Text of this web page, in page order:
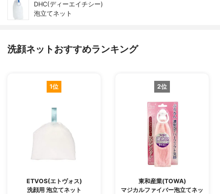
DHC(ディーエイチシー)
泡立てネット
洗顔ネットおすすめランキング
1位
ETVOS(エトヴォス)
洗顔用 泡立てネット
2位
東和産業(TOWA)
マジカルファイバー泡立てネッ